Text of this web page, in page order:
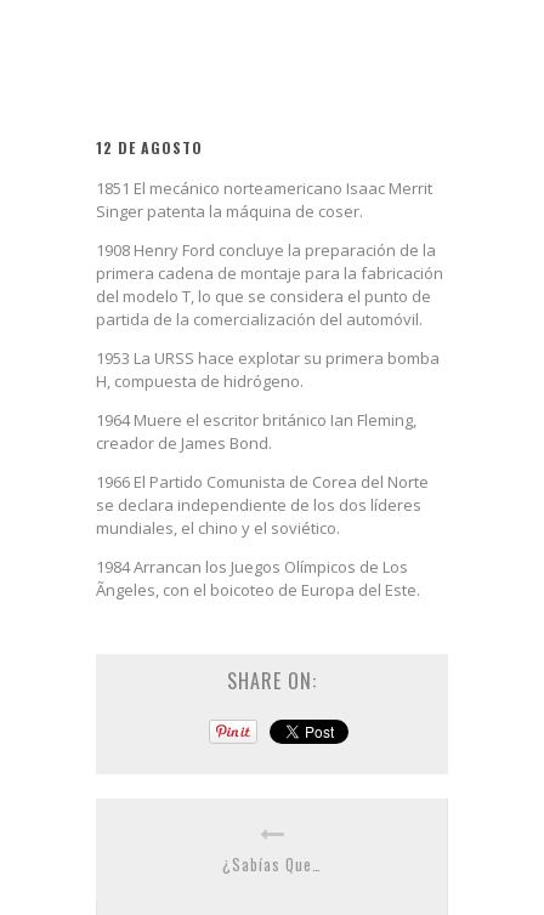
12 DE AGOSTO
1851 El mecánico norteamericano Isaac Merrit
Singer patenta la máquina de coser.
1908 Henry Ford concluye la preparación de la
primera cadena de montaje para la fabricación
del modelo T, lo que se considera el punto de
partida de la comercialización del automóvil.
1953 La URSS hace explotar su primera bomba
H, compuesta de hidrógeno.
1964 Muere el escritor británico Ian Fleming,
creador de James Bond.
1966 El Partido Comunista de Corea del Norte
se declara independiente de los dos líderes
mundiales, el chino y el soviético.
1984 Arrancan los Juegos Olímpicos de Los
Ãngeles, con el boicoteo de Europa del Este.
SHARE ON:
¿Sabías Que…